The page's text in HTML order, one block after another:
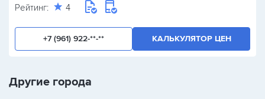
Рейтинг: 4
+7 (961) 922-**-** КАЛЬКУЛЯТОР ЦЕН
Другие города